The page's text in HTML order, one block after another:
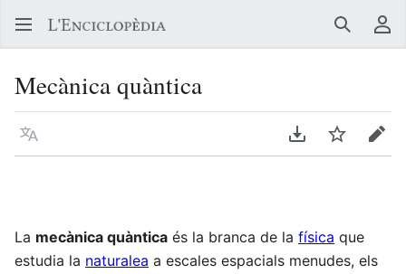
Buscar
Mecànica quàntica
Llegir en un atre idioma Descarregar en
Vigilar
La mecànica quàntica és la branca de la física que
estudia la naturalea a escales espacials menudes, els